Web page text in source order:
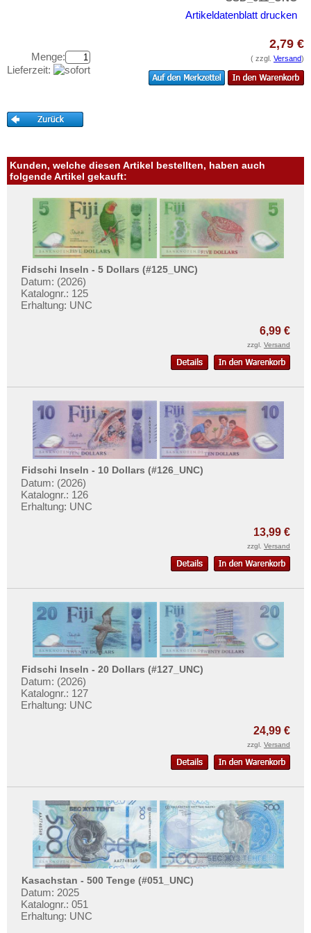
Zentralafrikanische Republik
Zentralafrikanische Staaten
Kataloge
Aufbewahrung
Ihre Bewertungen
Informationen
Preislisten
Ankauf
Erhaltungsgrade
Gratisbanknoten
FAQ
Privatsphäre und Datenschutz
Widerrufsbelehrung
Liefer- und Versandkosten
AGB
Impressum
Artikeldatenblatt drucken
Menge:
Lieferzeit:
2,79 €
( zzgl. Versand)
Kunden, welche diesen Artikel bestellten, haben auch
folgende Artikel gekauft:
Fidschi Inseln - 5 Dollars (#125_UNC)
Datum: (2026)
Katalognr.: 125
Erhaltung: UNC
6,99 €
zzgl. Versand
Fidschi Inseln - 10 Dollars (#126_UNC)
Datum: (2026)
Katalognr.: 126
Erhaltung: UNC
13,99 €
zzgl. Versand
Fidschi Inseln - 20 Dollars (#127_UNC)
Datum: (2026)
Katalognr.: 127
Erhaltung: UNC
24,99 €
zzgl. Versand
Kasachstan - 500 Tenge (#051_UNC)
Datum: 2025
Katalognr.: 051
Erhaltung: UNC